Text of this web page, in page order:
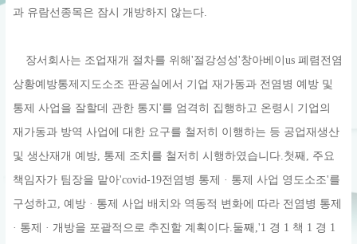
과 유람선종목은 잠시 개방하지 않는다.
장서회사는 조업재개 절차를 위해'절강성성'창아베이us 폐렴전염
상황예방통제지도소조 판공실에서 기업 재가동과 전염병 예방 및
통제 사업을 잘할데 관한 통지'를 엄격히 집행하고 온령시 기업의
재가동과 방역 사업에 대한 요구를 철저히 이행하는 등 공업재생산
및 생산재개 예방, 통제 조치를 철저히 시행하였습니다.첫째, 주요
책임자가 팀장을 맡아'covid-19전염병 통제 · 통제 사업 영도소조'를
구성하고, 예방 · 통제 사업 배치와 역동적 변화에 따라 전염병 통제
· 통제 · 개방을 포괄적으로 추진할 계획이다.둘째,'1 경 1 책 1 경 1